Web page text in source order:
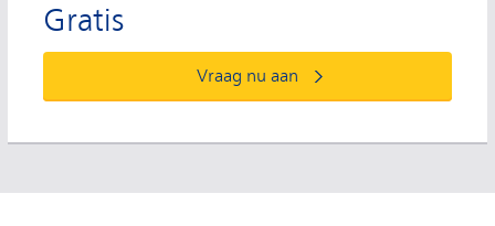
Gratis
Vraag nu aan